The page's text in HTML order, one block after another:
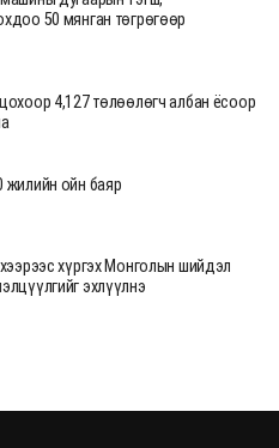
50 мянган төгрөгөөр
4,127 төлөөлөгч албан ёсоор
жилийн ойн баяр
хүргэх Монголын шийдэл
эхлүүлнэ